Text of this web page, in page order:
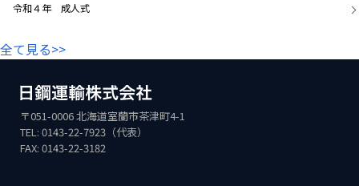
令和４年 成人式
全て見る>>
〒051-0006 北海道室蘭市茶津町4-1
TEL: 0143-22-7923（代表）
FAX: 0143-22-3182